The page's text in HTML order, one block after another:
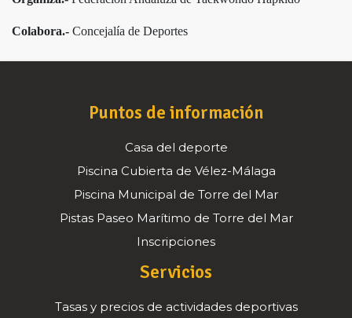
Colabora.- Concejalía de Deportes
Puntos de información
Casa del deporte
Piscina Cubierta de Vélez-Málaga
Piscina Municipal de Torre del Mar
Pistas Paseo Marítimo de Torre del Mar
Inscripciones
Servicios
Tasas y precios de actividades deportivas